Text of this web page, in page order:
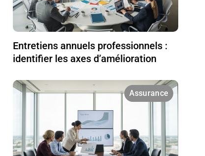
Entretiens annuels professionnels :
identifier les axes d’amélioration
Assurance